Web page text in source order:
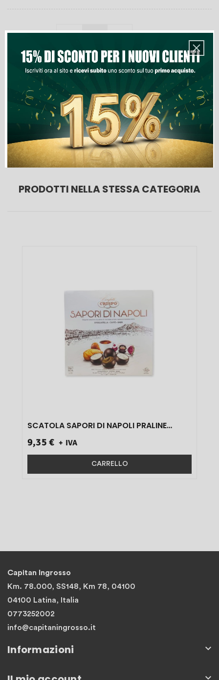
Aggiungi Al Carrello
Lista Dei Desideri
Ultimi articoli in magazzino
PRODOTTI NELLA STESSA CATEGORIA
SCATOLA SAPORI DI NAPOLI PRALINE
9,35 € + IVA
CARRELLO
Capitan Ingrosso
Km. 78.000, SS148, Km 78, 04100
04100 Latina, Italia
0773252002
info@capitaningrosso.it
Informazioni 